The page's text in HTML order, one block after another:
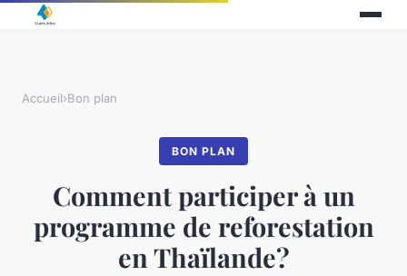
Accueil›Bon plan
BON PLAN
Comment participer à un
programme de reforestation
en Thaïlande?